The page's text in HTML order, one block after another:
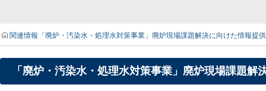
関連情報 「廃炉・汚染水・処理水対策事業」廃炉現場課題解決に向けた情報提
「廃炉・汚染水・処理水対策事業」廃炉現場課題